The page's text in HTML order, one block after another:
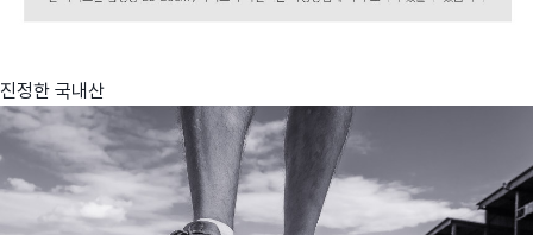
진정한 국내산